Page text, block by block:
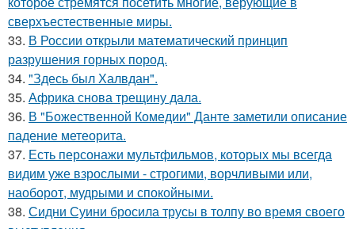
сверхъестественные миры.
33. В России открыли математический принцип
разрушения горных пород.
34. "Здесь был Халвдан".
35. Африка снова трещину дала.
36. В "Божественной Комедии" Данте заметили описание
падение метеорита.
37. Есть персонажи мультфильмов, которых мы всегда
видим уже взрослыми - строгими, ворчливыми или,
наоборот, мудрыми и спокойными.
38. Сидни Суини бросила трусы в толпу во время своего